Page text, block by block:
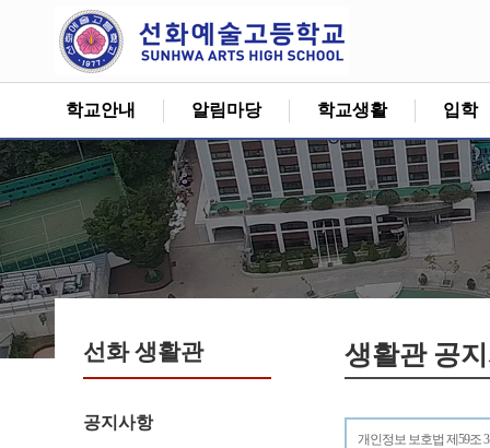
학교안내 알림마당 학교생활 입학
선화 생활관
공지사항
생활관 공
개인정보 보호법 제59조